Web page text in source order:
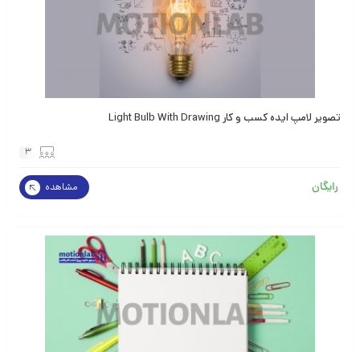
تصویر لامپ ایده کسب و کار Light Bulb With Drawing
3
رایگان مشاهده